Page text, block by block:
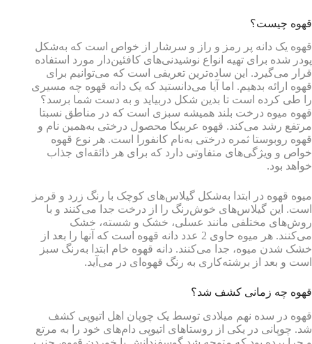
قهوه چیست؟
قهوه یک دانه پر رمز و راز و سرشار از خواص است که به‌شکل
پودر شده برای تهیه انواع نوشیدنی‌های کافئین‌دار مورد استفاده
قرار می‌گیرد. این ساده‌ترین تعریفی است که می‌توانیم برای
قهوه ارائه بدهیم. اما آیا می‌دانستید که یک دانه قهوه چه مسیری
را طی کرده است تا بدین شکل دربیاید و به دست شما برسد؟
قهوه میوه درخت بلند همیشه سبزی است که در مناطق نسبتا
مرتفع رشد می‌کند. قهوه عربیکا محصول درختی به‌همین نام و
قهوه روبوستا ثمره درختی به‌نام کانفورا است. هر نوع قهوه
خواص و ویژگی‌های متفاوتی دارد که برای هر ذائقه‌ای جذاب
خواهد بود.
میوه قهوه در ابتدا به‌شکل گیلاس‌های کوچک با رنگ زرد و قرمز
است. این گیلاس‌های خوش‌رنگ را از درخت جدا می‌کنند و با
روش‌های مختلفی مانند عسلی، خشک و شسته، خشک
می‌کنند. هر میوه حاوی 2 عدد دانه قهوه است که آنها را بعد از
خشک شدن میوه، جدا می‌کنند. دانه قهوه خام ابتدا به‌رنگ سبز
است و بعد از برشته‌کاری به رنگ قهوه‌ای در می‌آید.
قهوه چه زمانی کشف شد؟
قهوه در سده نهم میلادی توسط یک چوپان اهل اتیوپی کشف
شد. چوپانی در یکی از روستاهای اتیوپی دام‌های خود را به مرتع